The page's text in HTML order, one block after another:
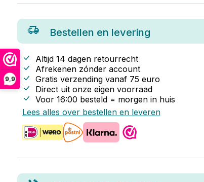
9,9
Bestellen en levering
Altijd 14 dagen retourrecht
Afrekenen zónder account
Gratis verzending vanaf 75 euro
Direct uit onze eigen voorraad
Voor 16:00 besteld = morgen in huis
Lees alles over bestellen en leveren